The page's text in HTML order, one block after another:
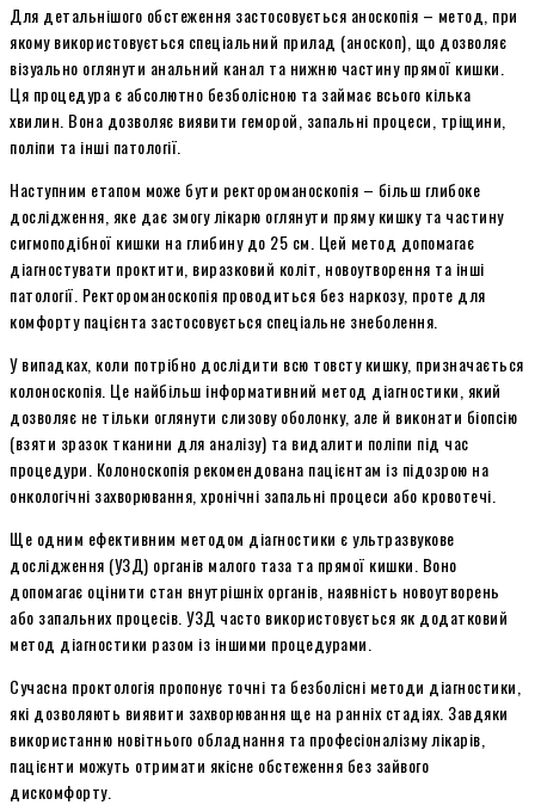
Для детальнішого обстеження застосовується аноскопія – метод, при
якому використовується спеціальний прилад (аноскоп), що дозволяє
візуально оглянути анальний канал та нижню частину прямої кишки.
Ця процедура є абсолютно безболісною та займає всього кілька
хвилин. Вона дозволяє виявити геморой, запальні процеси, тріщини,
поліпи та інші патології.
Наступним етапом може бути ректороманоскопія – більш глибоке
дослідження, яке дає змогу лікарю оглянути пряму кишку та частину
сигмоподібної кишки на глибину до 25 см. Цей метод допомагає
діагностувати проктити, виразковий коліт, новоутворення та інші
патології. Ректороманоскопія проводиться без наркозу, проте для
комфорту пацієнта застосовується спеціальне знеболення.
У випадках, коли потрібно дослідити всю товсту кишку, призначається
колоноскопія. Це найбільш інформативний метод діагностики, який
дозволяє не тільки оглянути слизову оболонку, але й виконати біопсію
(взяти зразок тканини для аналізу) та видалити поліпи під час
процедури. Колоноскопія рекомендована пацієнтам із підозрою на
онкологічні захворювання, хронічні запальні процеси або кровотечі.
Ще одним ефективним методом діагностики є ультразвукове
дослідження (УЗД) органів малого таза та прямої кишки. Воно
допомагає оцінити стан внутрішніх органів, наявність новоутворень
або запальних процесів. УЗД часто використовується як додатковий
метод діагностики разом із іншими процедурами.
Сучасна проктологія пропонує точні та безболісні методи діагностики,
які дозволяють виявити захворювання ще на ранніх стадіях. Завдяки
використанню новітнього обладнання та професіоналізму лікарів,
пацієнти можуть отримати якісне обстеження без зайвого
дискомфорту.